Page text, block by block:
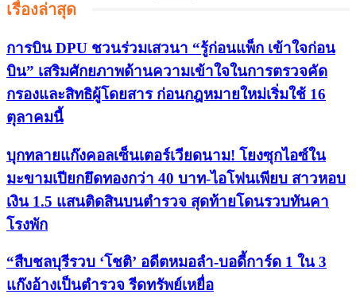
เรื่องล่าสุด
การบิน DPU ชวนร่วมเสวนา “รู้ก่อนแพ็ก เข้าใจก่อน
บิน” เสริมศักยภาพด้านความเข้าใจในการตรวจคัด
กรองและสิทธิผู้โดยสาร ก่อนกฎหมายใหม่เริ่มใช้ 16
ตุลาคมนี้
บุกทลายแก๊งคอลเซ็นเตอร์เวียดนาม! โยงซุกไอซ์ใน
มะขามเปียกยึดทองกว่า 40 บาท-ไอโฟนเพียบ สาวหอบ
เงิน 1.5 แสนติดสินบนตำรวจ สุดท้ายโดนรวบทันคา
โรงพัก
“สืบชลบุรีรวบ ‘โชติ’ อดีตหมอลำ-บอดี้การ์ด 1 ใน 3
แก๊งอ้างเป็นตำรวจ รีดทรัพย์เหยื่อ